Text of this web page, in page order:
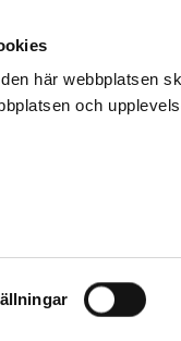
här webbplatsen
och